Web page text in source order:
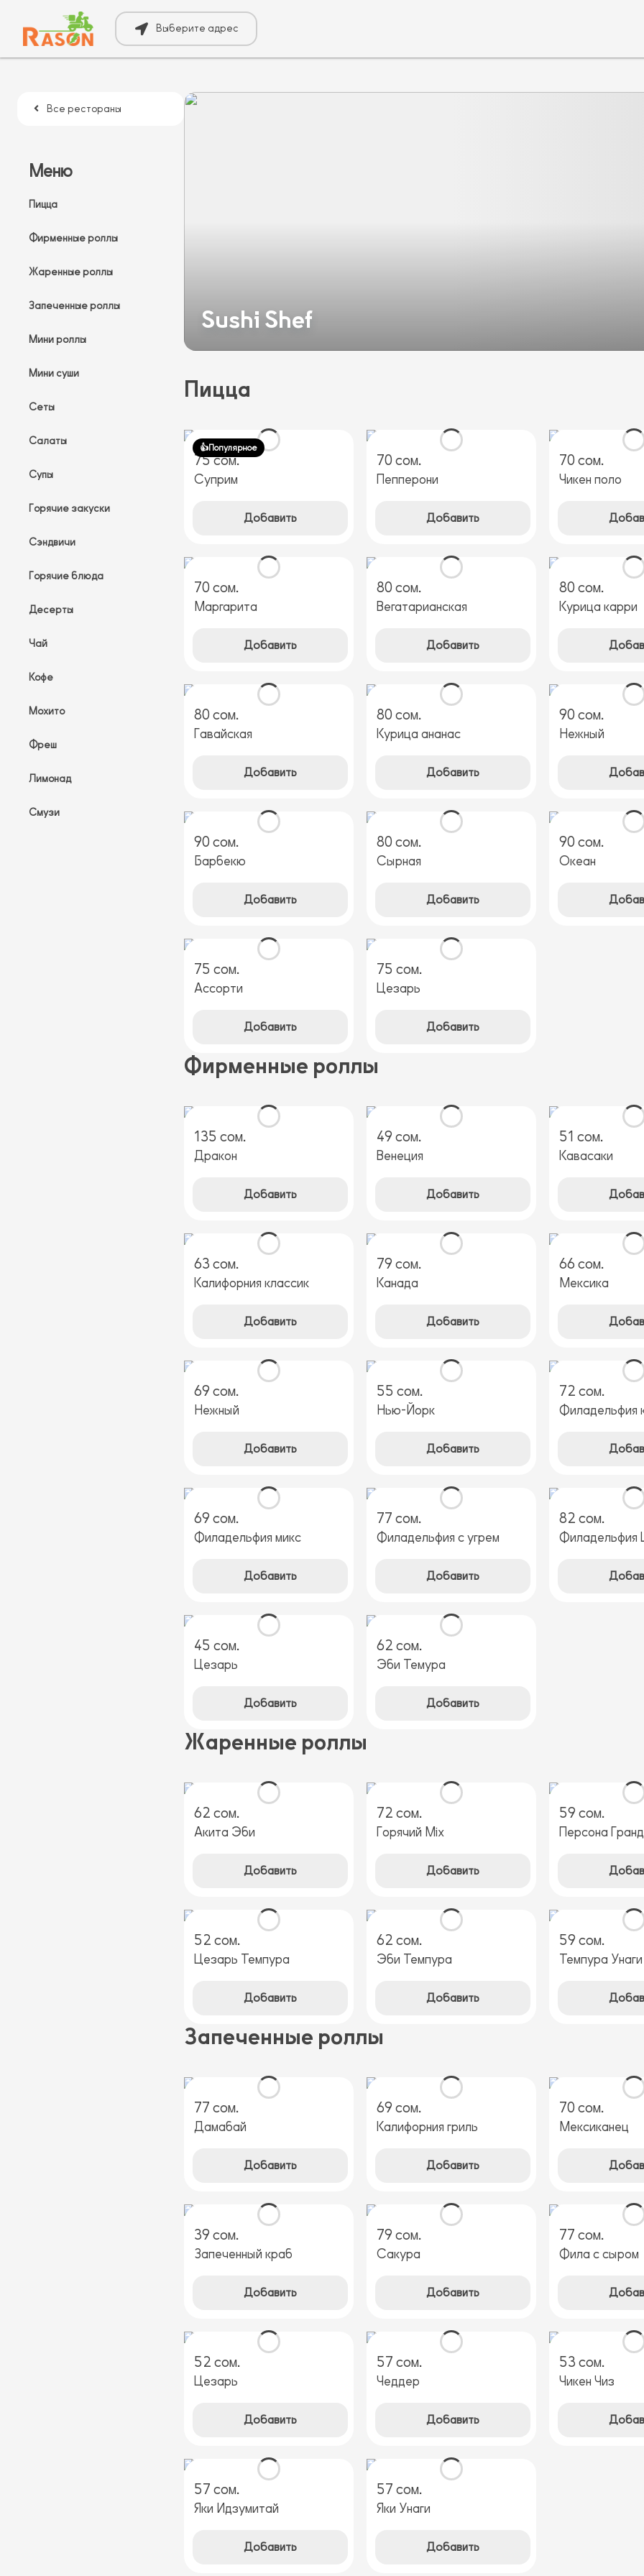
Выберите адрес
Все рестораны
Меню
Пицца
Фирменные роллы
Жаренные роллы
Запеченные роллы
Мини роллы
Мини суши
Сеты
Салаты
Супы
Горячие закуски
Сэндвичи
Горячие блюда
Десерты
Чай
Кофе
Мохито
Фреш
Лимонад
Смузи
Sushi Shef
Пицца
75 сом.
Суприм
Добавить
👍Популярное
70 сом.
Пепперони
Добавить
70 сом.
Чикен поло
70 сом.
Маргарита
Добавить
80 сом.
Вегатарианская
Добавить
80 сом.
Курица карри
80 сом.
Гавайская
Добавить
80 сом.
Курица ананас
Добавить
90 сом.
Нежный
90 сом.
Барбекю
Добавить
80 сом.
Сырная
Добавить
90 сом.
Океан
75 сом.
Ассорти
Добавить
75 сом.
Цезарь
Добавить
Фирменные роллы
135 сом.
Дракон
Добавить
49 сом.
Венеция
Добавить
51 сом.
Кавасаки
63 сом.
Калифорния классик
Добавить
79 сом.
Канада
Добавить
66 сом.
Мексика
69 сом.
Нежный
Добавить
55 сом.
Нью-Йорк
Добавить
72 сом.
Филадельфия
69 сом.
Филадельфия микс
Добавить
77 сом.
Филадельфия с угрем
Добавить
82 сом.
Филадельфия
45 сом.
Цезарь
Добавить
62 сом.
Эби Темура
Добавить
Жаренные роллы
62 сом.
Акита Эби
Добавить
72 сом.
Горячий Mix
Добавить
59 сом.
Персона Гранд
52 сом.
Цезарь Темпура
Добавить
62 сом.
Эби Темпура
Добавить
59 сом.
Темпура Унаги
Запеченные роллы
77 сом.
Дамабай
Добавить
69 сом.
Калифорния гриль
Добавить
70 сом.
Мексиканец
39 сом.
Запеченный краб
Добавить
79 сом.
Сакура
Добавить
77 сом.
Фила с сыром
52 сом.
Цезарь
Добавить
57 сом.
Чеддер
Добавить
53 сом.
Чикен Чиз
57 сом.
Яки Идзумитай
Добавить
57 сом.
Яки Унаги
Добавить